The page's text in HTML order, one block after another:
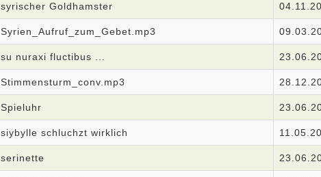
syrischer Goldhamster
Syrien_Aufruf_zum_Gebet.mp3
su nuraxi fluctibus ...
Stimmensturm_conv.mp3
Spieluhr
siybylle schluchzt wirklich
serinette